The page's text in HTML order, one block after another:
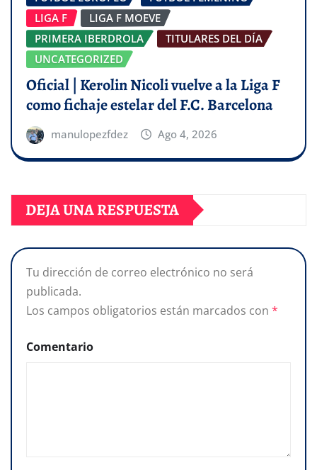
LIGA F
LIGA F MOEVE
PRIMERA IBERDROLA
TITULARES DEL DÍA
UNCATEGORIZED
Oficial | Kerolin Nicoli vuelve a la Liga F
como fichaje estelar del F.C. Barcelona
manulopezfdez Ago 4, 2026
DEJA UNA RESPUESTA
Tu dirección de correo electrónico no será
publicada.
Los campos obligatorios están marcados con *
Comentario